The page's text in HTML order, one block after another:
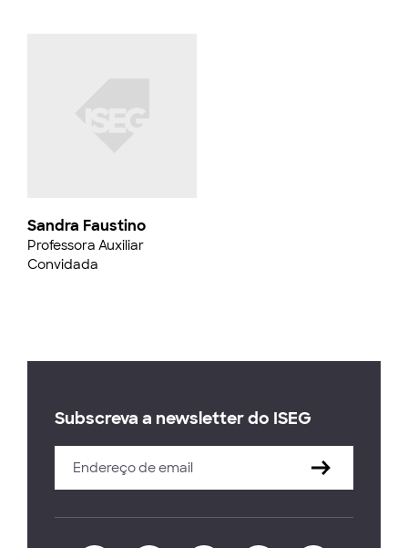
Sandra Faustino
Professora Auxiliar
Convidada
Subscreva a newsletter do ISEG